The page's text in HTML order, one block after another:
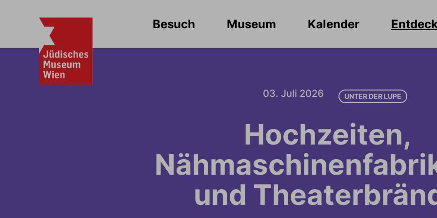
Besuch Museum Kalender
03. Juli 2026 UNTER DER LUPE
Hochzeiten,
und